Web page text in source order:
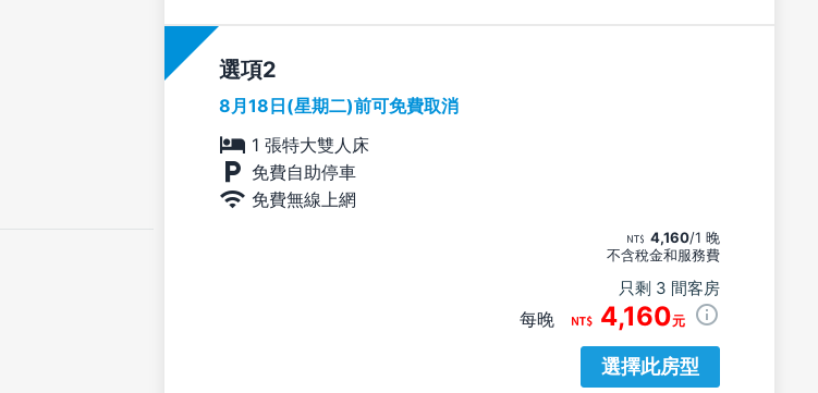
選項
8月18日(星期二)前可免費取消
1 張特大雙人床
免費自助停車
免費無線上網
4,160/1 晚
不含稅金和服務費
只剩 3 間客房
每晚 4,160元
選擇此房型